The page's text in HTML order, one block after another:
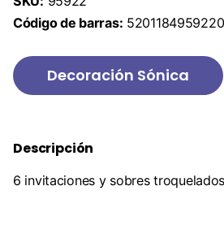
Código de barras: 5201184959220
Decoración Sónica
Descripción
6 invitaciones y sobres